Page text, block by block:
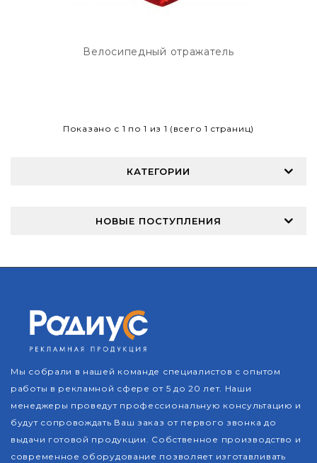
Велосипедный отражатель
Показано с 1 по 1 из 1 (всего 1 страниц)
КАТЕГОРИИ
НОВЫЕ ПОСТУПЛЕНИЯ
Мы собрали в нашей команде специалистов с опытом
работы в рекламной сфере от 5 до 20 лет. Наши
менеджеры проведут профессиональную консультацию и
будут сопровождать Ваш заказ от первого звонка до
выдачи готовой продукции. Собственное производство и
современное оборудование позволяет изготавливать